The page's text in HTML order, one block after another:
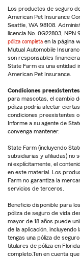
Los productos de seguro
American Pet Insurance
Seattle, WA 98108.
licencia No. 0G22803, NPN
póliza completa en la página
Mutual Automobile
son responsables
State Farm es una entidad
American Pet Insurance.
Condiciones
para mascotas, el cambio
póliza podría afectar
condiciones preexistentes
Informe a su agente de
convenga mantener.
State Farm (incluyendo
subsidiarias y afiliadas) no
ni explícitamente, el
en este material. Los
Farm no garantiza la
servicios de terceros.
Beneficio disponible para
póliza de seguro de vida
mayor de 18 años puede
de la aplicación,
tengas una póliza de
titulares de póliza en
completo.Ten en cuenta